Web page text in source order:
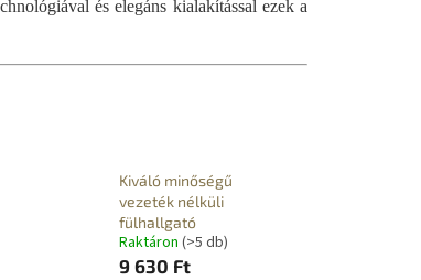
és elegáns kialakítással ezek a
Kiváló minőségű
vezeték nélküli
fülhallgató
Raktáron (>5 db)
9 630 Ft